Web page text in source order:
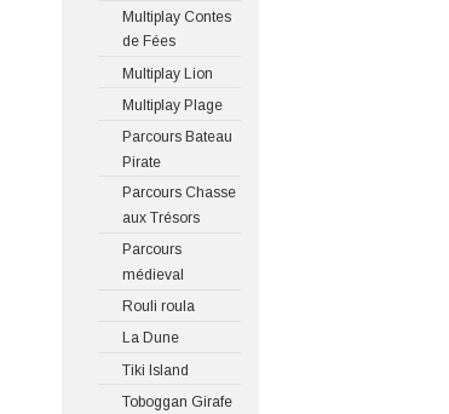
Multiplay Contes
de Fées
Multiplay Lion
Multiplay Plage
Parcours Bateau
Pirate
Parcours Chasse
aux Trésors
Parcours
médieval
Rouli roula
La Dune
Tiki Island
Toboggan Girafe